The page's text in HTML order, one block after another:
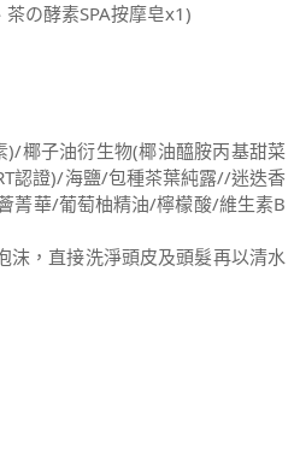
の酵素SPA按摩皂x1)
椰子油衍生物(椰油醯胺丙基甜菜
認證)/海鹽/包種茶葉純露//迷迭香
菁華/葡萄柚精油/檸檬酸/維生素B
沫，直接洗淨頭皮及頭髮再以清水